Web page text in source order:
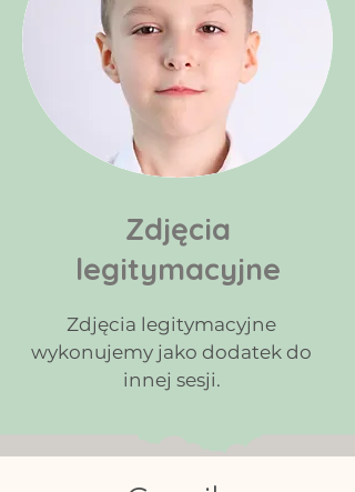
Zdjęcia
legitymacyjne
Zdjęcia legitymacyjne
wykonujemy jako dodatek do
innej sesji.